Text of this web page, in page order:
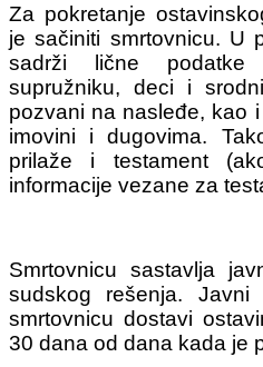
Za pokretanje
je sačiniti smrtovnicu. U
sadrži lične
supružniku, deci i
pozvani na nasleđe, kao
imovini i dugovima.
prilaže i testament
informacije vezane za
Smrtovnicu sastavlja
sudskog rešenja.
smrtovnicu dostavi
30 dana od dana kada je